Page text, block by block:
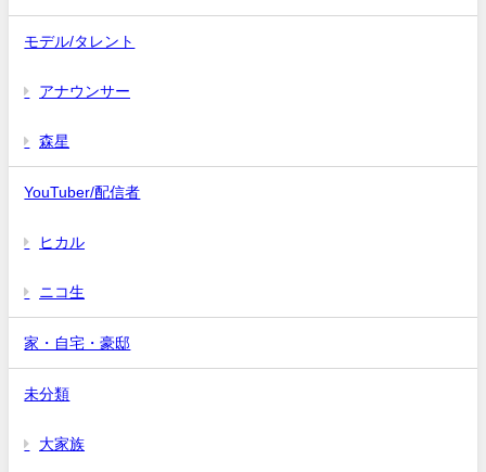
モデル/タレント
アナウンサー
森星
YouTuber/配信者
ヒカル
ニコ生
家・自宅・豪邸
未分類
大家族